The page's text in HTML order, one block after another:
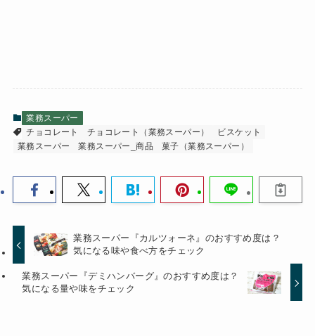
業務スーパー
チョコレート
チョコレート（業務スーパー）
ビスケット
業務スーパー
業務スーパー_商品 菓子（業務スーパー）
業務スーパー『カルツォーネ』のおすすめ度は？
気になる味や食べ方をチェック
業務スーパー『デミハンバーグ』のおすすめ度は？
気になる量や味をチェック